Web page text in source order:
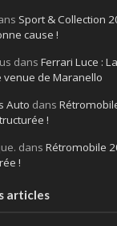
Sport & Collection
cause !
dans Ferrari Luce :
venue de Maranello
Auto dans
!
dans Rétromobile
!
articles